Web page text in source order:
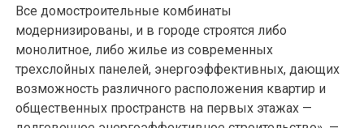
Все домостроительные комбинаты
модернизированы, и в городе строятся либо
монолитное, либо жилье из современных
трехслойных панелей, энергоэффективных, дающих
возможность различного расположения квартир и
общественных пространств на первых этажах —